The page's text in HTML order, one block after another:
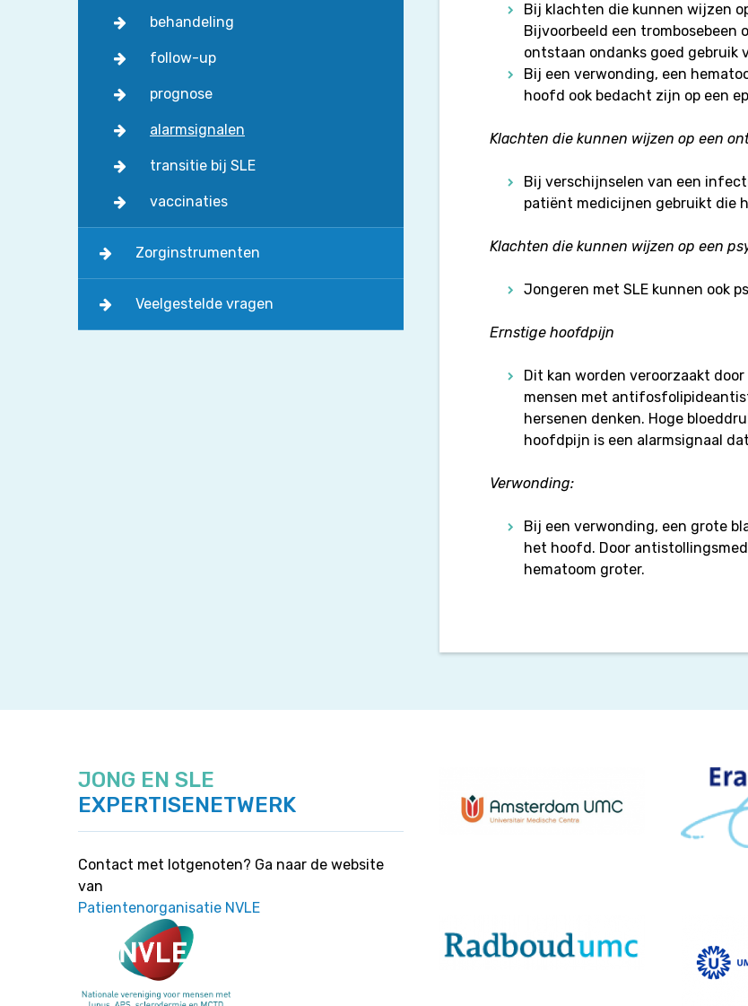
Bij klachten die kunnen wijzen
Bijvoorbeeld een trombosebeen
ontstaan ondanks goed gebruik
Bij een verwonding, een
hoofd ook bedacht zijn op een
Klachten die kunnen wijzen op een
Bij verschijnselen van een
patiënt medicijnen gebruikt die
Klachten die kunnen wijzen op een
Jongeren met SLE kunnen ook
Ernstige hoofdpijn
Dit kan worden veroorzaakt
mensen met
hersenen denken. Hoge
hoofdpijn is een alarmsignaal
Verwonding:
Bij een verwonding, een grote
het hoofd. Door
hematoom groter.
behandeling
follow-up
prognose
alarmsignalen
transitie bij SLE
vaccinaties
Zorginstrumenten
Veelgestelde vragen
JONG EN SLE
EXPERTISENETWERK
Contact met lotgenoten? Ga naar de website
van
Patientenorganisatie NVLE